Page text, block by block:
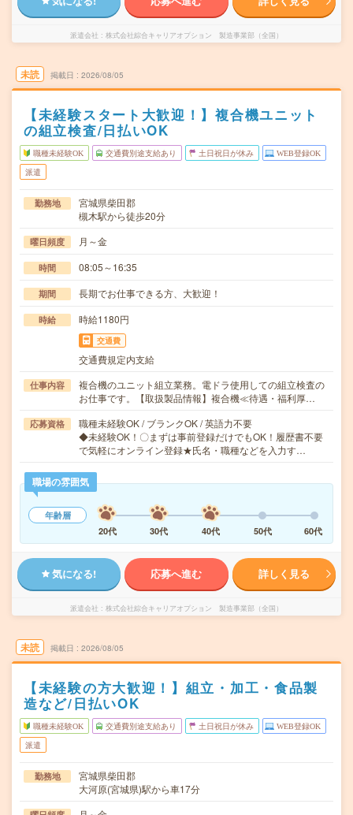
派遣会社 株式会社綜合キャリアオプション 製造事業部（全国）
未読 掲載日 2026/08/05
【未経験スタート大歓迎！】複合機ユニット
の組立検査/日払いOK
職種未経験OK 交通費別途支給あり 土日祝日が休み WEB登録OK
派遣
勤務地
宮城県柴田郡
槻木駅から徒歩20分
曜日頻度 月～金
時間 08:05～16:35
期間 長期でお仕事できる方、大歓迎！
時給 時給1180円
交通費
交通費規定内支給
仕事内容
複合機のユニット組立業務。電ドラ使用しての組立検査の
お仕事です。【取扱製品情報】複合機≪待遇・福利厚…
応募資格
職種未経験OK / ブランクOK / 英語力不要
◆未経験OK！〇まずは事前登録だけでもOK！履歴書不要
で気軽にオンライン登録★氏名・職種などを入力す…
職場の雰囲気
年齢層
20代
30代 40代 50代 60代
気になる! 応募へ進む 詳しく見る
派遣会社 株式会社綜合キャリアオプション 製造事業部（全国）
未読 掲載日 2026/08/05
【未経験の方大歓迎！】組立・加工・食品製
造など/日払いOK
職種未経験OK 交通費別途支給あり 土日祝日が休み WEB登録OK
派遣
勤務地
宮城県柴田郡
大河原(宮城県)駅から車17分